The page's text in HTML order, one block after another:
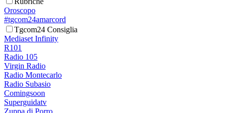
Oroscopo
#tgcom24amarcord
Tgcom24 Consiglia
Mediaset Infinity
R101
Radio 105
Virgin Radio
Radio Montecarlo
Radio Subasio
Comingsoon
Superguidatv
Zuppa di Porro